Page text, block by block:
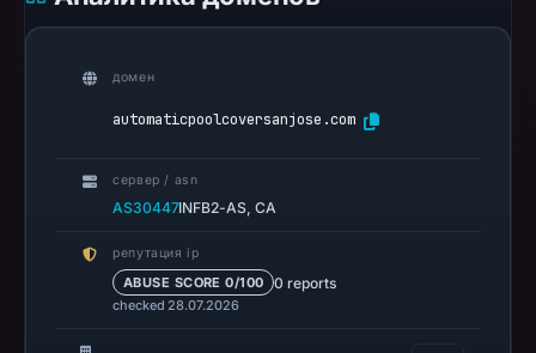
observations:
matches
in
snapshot
from
домен
automaticpoolcoversanjose.com
сервер / asn
AS30447INFB2-AS, CA
репутация ip
ABUSE SCORE 0/100 0 reports
checked 28.07.2026